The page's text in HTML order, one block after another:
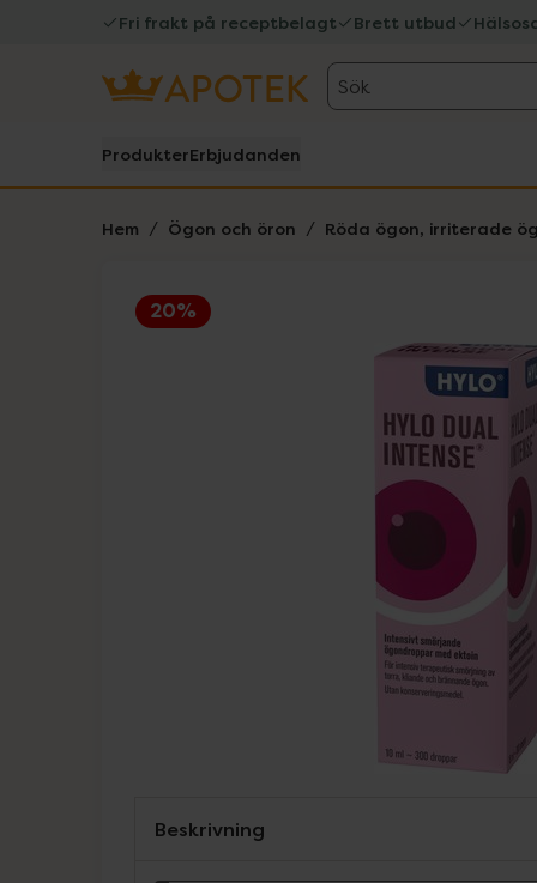
Fri frakt på receptbelagt Brett utbud
Sök
ProdukterErbjudanden
Hem Ögon och öron Röda ögon, irriterade
20%
Lista: . Innehåller 1 objekt.
Beskrivning